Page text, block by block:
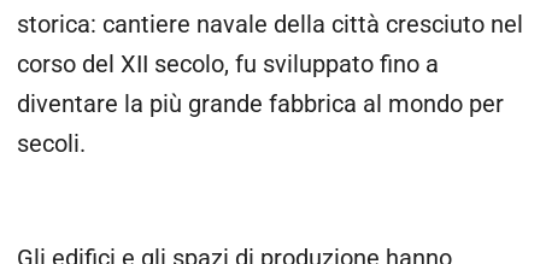
storica: cantiere navale della città cresciuto nel
corso del XII secolo, fu sviluppato fino a
diventare la più grande fabbrica al mondo per
secoli.
Gli edifici e gli spazi di produzione hanno